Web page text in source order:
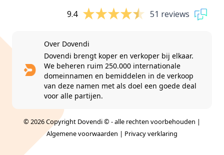
9.4 51 reviews
Over Dovendi
Dovendi brengt koper en verkoper bij elkaar.
We beheren ruim 250.000 internationale
domeinnamen en bemiddelen in de verkoop
van deze namen met als doel een goede deal
voor alle partijen.
© 2026 Copyright Dovendi © - alle rechten voorbehouden |
Algemene voorwaarden | Privacy verklaring